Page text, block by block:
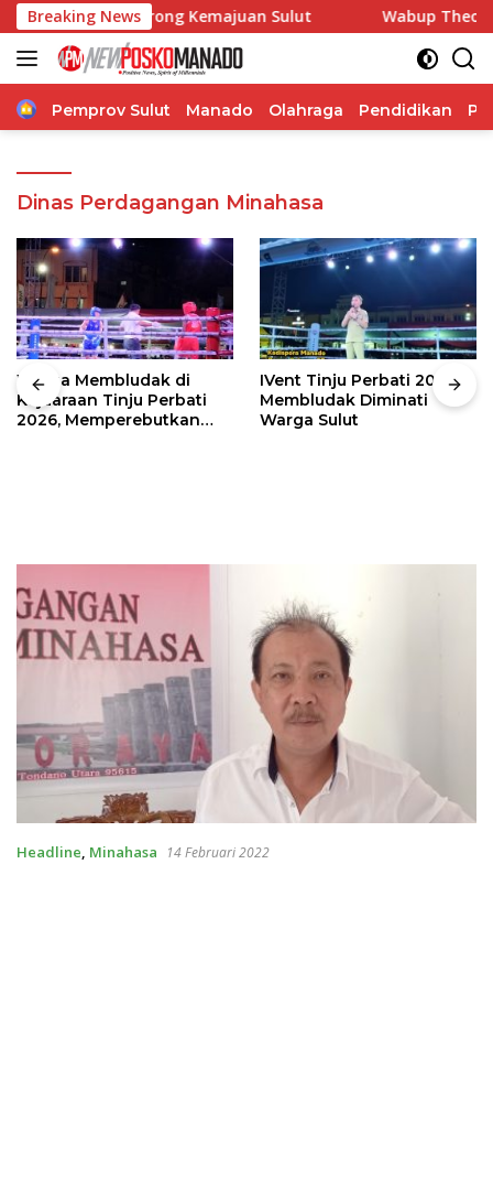
Langsung
ke
konten
Breaking News
Dorong Kemajuan Sulut Wabup Theodorus
Home
Pemprov Sulut Manado Olahraga Pendidikan
Dinas Perdagangan Minahasa
Warga Membludak di
Kejuaraan Tinju Perbati
2026, Memperebutkan
IVent Tinju Perbati 2026
Membludak Diminati
Warga Sulut
Headline, Minahasa 14 Februari 2022